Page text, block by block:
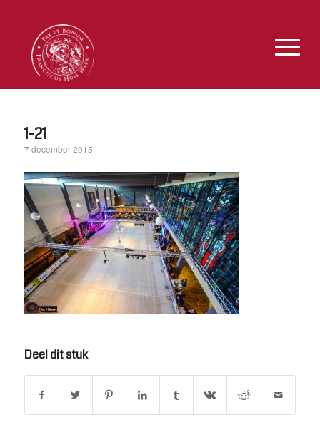
1-21
7 december 2015
Deel dit stuk